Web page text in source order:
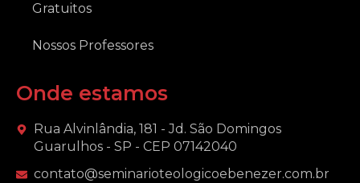
Gratuitos
Nossos Professores
Onde estamos
Rua Alvinlândia, 181 - Jd. São Domingos
Guarulhos - SP - CEP 07142040
contato@seminarioteologicoebenezer.com.br